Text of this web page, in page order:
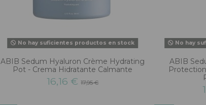
No hay suficientes productos en stock
ABIB Sedum Hyaluron Crème Hydrating
Pot - Crema Hidratante Calmante
16,16 €17,95 €
No hay
ABIB